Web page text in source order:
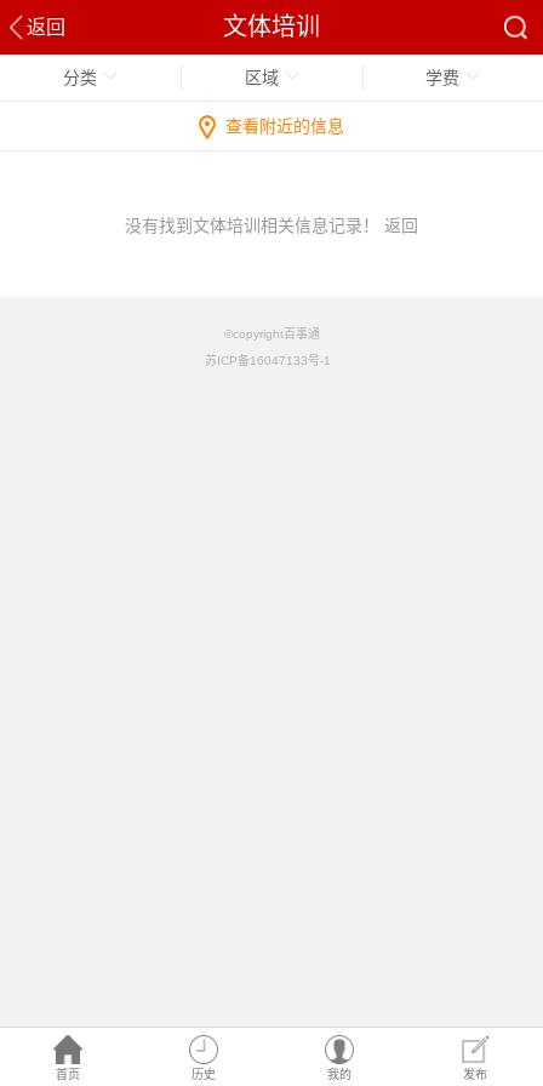
返回 文体培训
首页 历史 我的 发布
分类 区域 学费
查看附近的信息
没有找到文体培训相关信息记录！ 返回
©copyright百事通
苏ICP备16047133号-1